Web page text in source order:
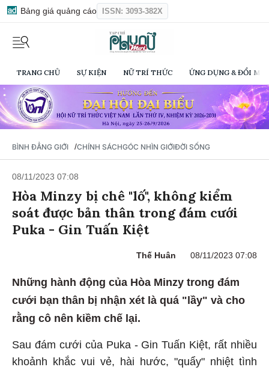
Bảng giá quảng cáo ISSN: 3093-382X
TRANG CHỦ SỰ KIỆN NỮ TRÍ THỨC ỨNG DỤNG & ĐỔI
BÌNH ĐẲNG GIỚI /CHÍNH SÁCHGÓC NHÌN GIỚIĐỜI SỐNG
08/11/2023 07:08
Hòa Minzy bị chê "lố", không kiểm
soát được bản thân trong đám cưới
Puka - Gin Tuấn Kiệt
Thế Huân 08/11/2023 07:08
Những hành động của Hòa Minzy trong đám
cưới bạn thân bị nhận xét là quá "lầy" và cho
rằng cô nên kiềm chế lại.
Sau đám cưới của Puka - Gin Tuấn Kiệt, rất nhiều
khoảnh khắc vui vẻ, hài hước, "quẩy" nhiệt tình